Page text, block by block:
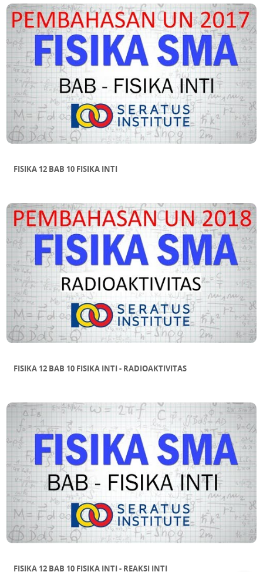
FISIKA 12 BAB 10 FISIKA INTI
FISIKA 12 BAB 10 FISIKA INTI - RADIOAKTIVITAS
FISIKA 12 BAB 10 FISIKA INTI - REAKSI INTI